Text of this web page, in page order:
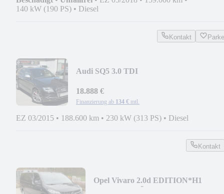
140 kW (190 PS) • Diesel
Kontakt
Audi SQ5 3.0 TDI
18.888 €
Finanzierung ab 134 € mtl.
EZ 03/2015 • 188.600 km • 230 kW (313 PS) • Diesel
Kontakt
Opel Vivaro 2.0d EDITION*H1